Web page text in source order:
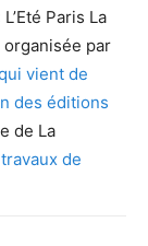
Paris La
par
vient de
des éditions
de La
de